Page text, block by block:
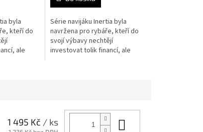
byla
kteří do
ale
Série navijáku Inertia byla
navržena pro rybáře, kteří do
svojí výbavy nechtějí
investovat tolik financí, ale
1 495 Kč / ks